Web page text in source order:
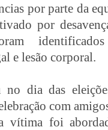
por parte da
por
e lesão corporal.
no dia das
com
vítima foi